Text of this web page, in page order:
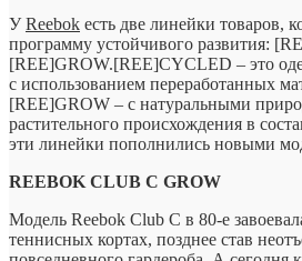
УReebok есть две линейки товаров,
программу устойчивого развития:
[REE]GROW.[REE]CYCLED – это
с использованием переработанных
[REE]GROW – с натуральными
растительного происхождения в
эти линейки пополнились новыми
REEBOK CLUB C GROW
Модель Reebok Club C в 80-е
теннисных кортах, позднее став